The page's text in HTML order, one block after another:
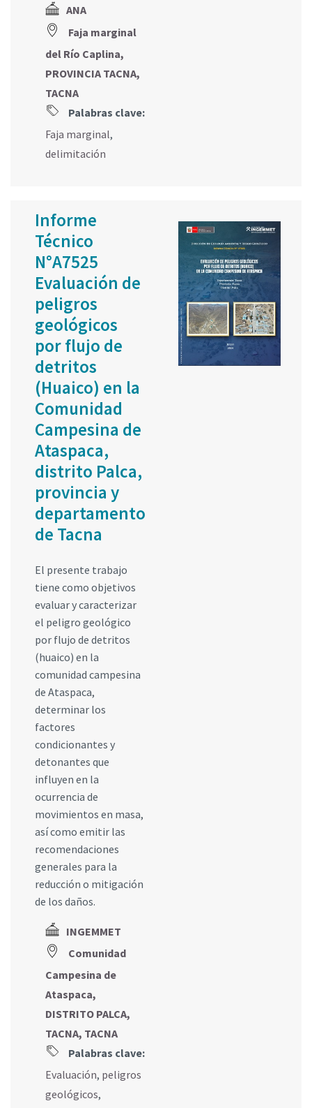
ANA
Faja marginal
del Río Caplina,
PROVINCIA TACNA,
TACNA
Palabras clave:
Faja marginal,
delimitación
Informe
Técnico
N°A7525
Evaluación de
peligros
geológicos
por flujo de
detritos
(Huaico) en la
Comunidad
Campesina de
Ataspaca,
distrito Palca,
provincia y
departamento
de Tacna
El presente trabajo
tiene como objetivos
evaluar y caracterizar
el peligro geológico
por flujo de detritos
(huaico) en la
comunidad campesina
de Ataspaca,
determinar los
factores
condicionantes y
detonantes que
influyen en la
ocurrencia de
movimientos en masa,
así como emitir las
recomendaciones
generales para la
reducción o mitigación
de los daños.
INGEMMET
Comunidad
Campesina de
Ataspaca,
DISTRITO PALCA,
TACNA, TACNA
Palabras clave:
Evaluación, peligros
geológicos,